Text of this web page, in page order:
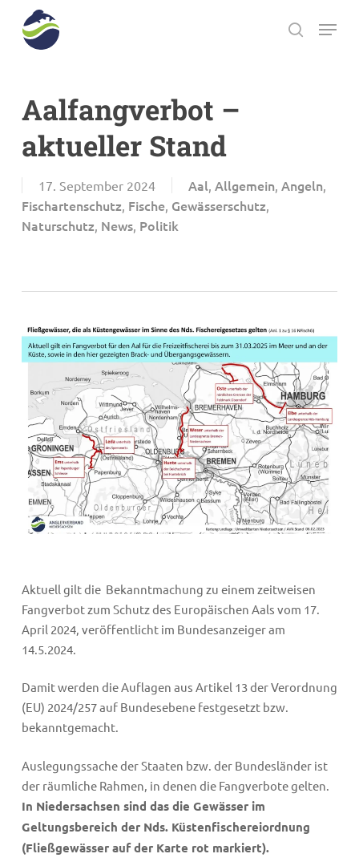
search
Menu
Aalfangverbot –
aktueller Stand
17. September 2024 Aal, Allgemein, Angeln,
Fischartenschutz, Fische, Gewässerschutz,
Naturschutz, News, Politik
Aktuell gilt die Bekanntmachung zu einem zeitweisen
Fangverbot zum Schutz des Europäischen Aals vom 17.
April 2024, veröffentlicht im Bundesanzeiger am
14.5.2024.
Damit werden die Auflagen aus Artikel 13 der Verordnung
(EU) 2024/257 auf Bundesebene festgesetzt bzw.
bekanntgemacht.
Auslegungssache der Staaten bzw. der Bundesländer ist
der räumliche Rahmen, in denen die Fangverbote gelten.
In Niedersachsen sind das die Gewässer im
Geltungsbereich der Nds. Küstenfischereiordnung
(Fließgewässer auf der Karte rot markiert).